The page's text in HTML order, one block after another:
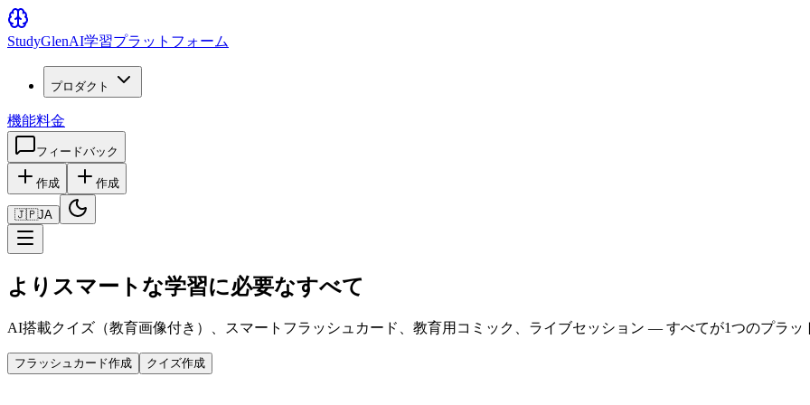
StudyGlenAI学習プラットフォーム
プロダクト
機能料金
フィードバック
作成 作成
🇯🇵JA
よりスマートな学習に必要なすべて
AI搭載クイズ（教育画像付き）、スマートフラッシュカード、教育用コミック、ライブセッション — すべてが1つのプラッ
フラッシュカード作成 クイズ作成